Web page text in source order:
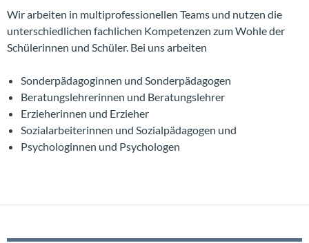
Wir arbeiten in multiprofessionellen Teams und nutzen die
unterschiedlichen fachlichen Kompetenzen zum Wohle der
Schülerinnen und Schüler. Bei uns arbeiten
Sonderpädagoginnen und Sonderpädagogen
Beratungslehrerinnen und Beratungslehrer
Erzieherinnen und Erzieher
Sozialarbeiterinnen und Sozialpädagogen und
Psychologinnen und Psychologen